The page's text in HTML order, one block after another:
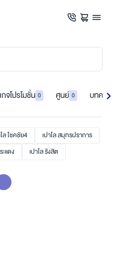
จโปรโมชั่น 0 ศูนย์ 0 บทควา
ล โชคชัย4
เปาโล สมุทรปราการ
ะแดง เปาโล รังสิต